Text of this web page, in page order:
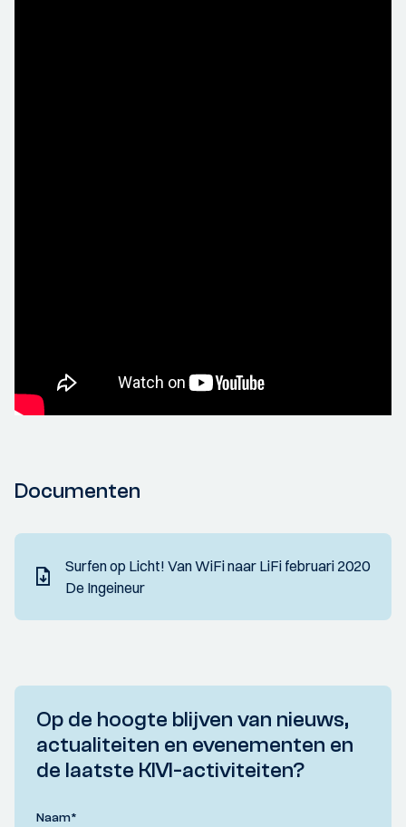
Documenten
Surfen op Licht! Van WiFi naar LiFi februari 2020
De Ingeineur
Op de hoogte blijven van nieuws,
actualiteiten en evenementen en
de laatste KIVI-activiteiten?
Naam*